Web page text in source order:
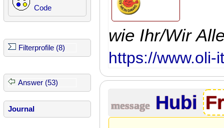
Code
Filterprofile (8)
Answer (53)
Journal
wie Ihr/Wir
https://www.oli-
message Hubi